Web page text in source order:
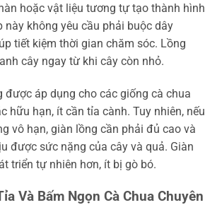
hoặc vật liệu tương tự tạo thành hình
này không yêu cầu phải buộc dây
tiết kiệm thời gian chăm sóc. Lồng
cây ngay từ khi cây còn nhỏ.
được áp dụng cho các giống cà chua
hữu hạn, ít cần tỉa cành. Tuy nhiên, nếu
vô hạn, giàn lồng cần phải đủ cao và
được sức nặng của cây và quả. Giàn
triển tự nhiên hơn, ít bị gò bó.
Và Bấm Ngọn Cà Chua Chuyên